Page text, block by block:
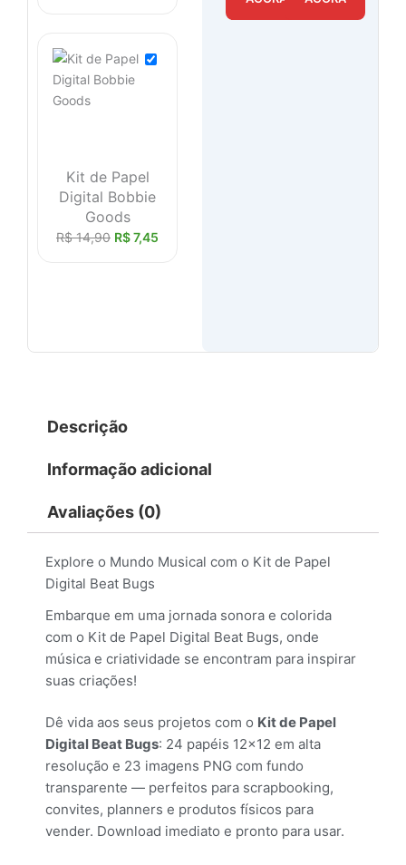
Kit de Papel
Digital Bobbie
Goods
R$14,90 R$7,45
Descrição
Informação adicional
Avaliações (0)
Explore o Mundo Musical com o Kit de Papel
Digital Beat Bugs
Embarque em uma jornada sonora e colorida
com o Kit de Papel Digital Beat Bugs, onde
música e criatividade se encontram para inspirar
suas criações!
Dê vida aos seus projetos com o Kit de Papel
Digital Beat Bugs: 24 papéis 12×12 em alta
resolução e 23 imagens PNG com fundo
transparente — perfeitos para scrapbooking,
convites, planners e produtos físicos para
vender. Download imediato e pronto para usar.